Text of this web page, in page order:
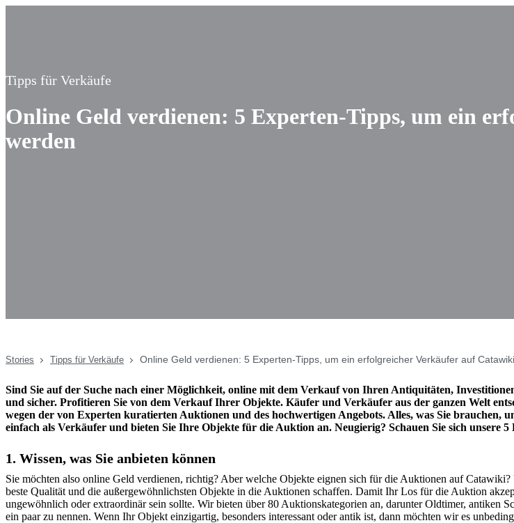
Tipps für Verkäufe
Online Geld verdienen: 5 Experten-Tipps, um ein
werden
Stories Tipps für Verkäufe Online Geld verdienen: 5 Experten-Tipps, um ein erfolgreicher Verkäufer auf
Sind Sie auf der Suche nach einer Möglichkeit, online mit dem Verkauf von Ihren Antiquitäten,
und sicher. Profitieren Sie von dem Verkauf Ihrer Objekte. Käufer und Verkäufer aus der ganzen Welt
wegen der von Experten kuratierten Auktionen und des hochwertigen Angebots. Alles, was Sie brauchen,
einfach als Verkäufer und bieten Sie Ihre Objekte für die Auktion an. Neugierig? Schauen Sie sich
1. Wissen, was Sie anbieten können
Sie möchten also online Geld verdienen, richtig? Aber welche Objekte eignen sich für die Auktionen auf Catawiki?
beste Qualität und die außergewöhnlichsten Objekte in die Auktionen schaffen. Damit Ihr Los für die Auktion
ungewöhnlich oder extraordinär sein sollte. Wir bieten über 80 Auktionskategorien an, darunter Oldtimer, antiken
ein paar zu nennen. Wenn Ihr Objekt einzigartig, besonders interessant oder antik ist, dann möchten wir es